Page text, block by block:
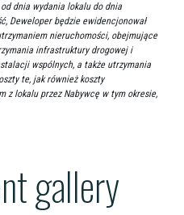
dnia wydania lokalu do dnia
Deweloper będzie ewidencjonował
nieruchomości, obejmujące
infrastruktury drogowej i
wspólnych, a także utrzymania
te, jak również koszty
z lokalu przez Nabywcę w tym okresie,
gallery